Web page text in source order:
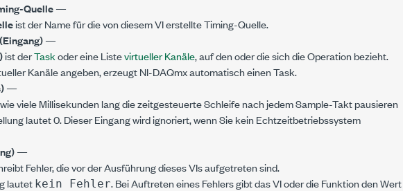
Quelle—
ist der Name für die von diesem VI erstellte Timing-Quelle.
—
ist derTaskoder eine Listevirtueller Kanäle, auf den oder die sich die Operation bezieht.
Kanäle angeben, erzeugt NI-DAQmx automatisch einen Task.
—
viele Millisekunden lang die zeitgesteuerte Schleife nach jedem Sample-Takt pausieren
lautet 0. Dieser Eingang wird ignoriert, wenn Sie kein Echtzeitbetriebssystem
—
Fehler, die vor der Ausführung dieses VIs aufgetreten sind.
lautet kein Fehler. Bei Auftreten eines Fehlers gibt das VI oder die Funktion den Wert